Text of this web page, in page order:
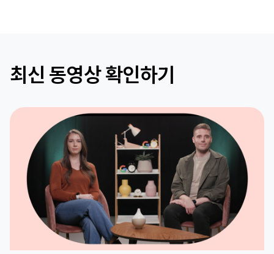
최신 동영상 확인하기